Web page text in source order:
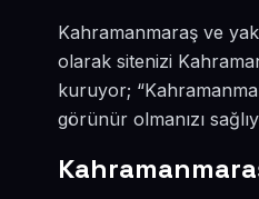
Kahramanmaraş ve
olarak sitenizi
kuruyor;
görünür olmanızı